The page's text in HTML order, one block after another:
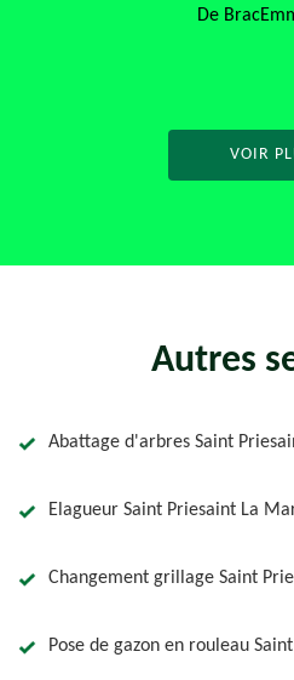
VOIR
Autres
Abattage d'arbres Saint
Elagueur Saint Priesaint La
Changement grillage Saint
Pose de gazon en rouleau